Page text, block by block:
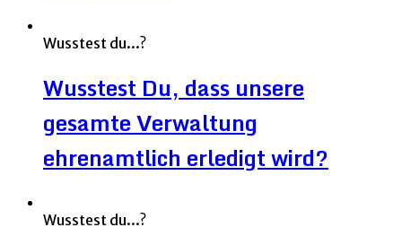
Wusstest du...?
Wusstest Du, dass unsere
gesamte Verwaltung
ehrenamtlich erledigt wird?
Wusstest du...?